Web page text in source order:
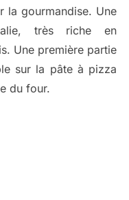
la gourmandise. Une
très riche en
Une première partie
sur la pâte à pizza
du four.